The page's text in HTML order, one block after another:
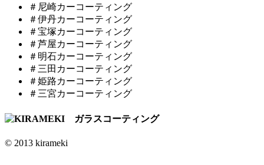
＃尼崎カーコーティング
＃伊丹カーコーティング
＃宝塚カーコーティング
＃芦屋カーコーティング
＃明石カーコーティング
＃三田カーコーティング
＃姫路カーコーティング
＃三宮カーコーティング
© 2013 kirameki